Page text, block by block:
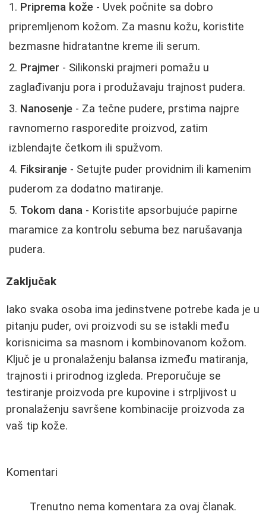
Priprema kože - Uvek počnite sa dobro
pripremljenom kožom. Za masnu kožu, koristite
bezmasne hidratantne kreme ili serum.
Prajmer - Silikonski prajmeri pomažu u
zaglađivanju pora i produžavaju trajnost pudera.
Nanosenje - Za tečne pudere, prstima najpre
ravnomerno rasporedite proizvod, zatim
izblendajte četkom ili spužvom.
Fiksiranje - Setujte puder providnim ili kamenim
puderom za dodatno matiranje.
Tokom dana - Koristite apsorbujuće papirne
maramice za kontrolu sebuma bez narušavanja
pudera.
Zaključak
Iako svaka osoba ima jedinstvene potrebe kada je u
pitanju puder, ovi proizvodi su se istakli među
korisnicima sa masnom i kombinovanom kožom.
Ključ je u pronalaženju balansa između matiranja,
trajnosti i prirodnog izgleda. Preporučuje se
testiranje proizvoda pre kupovine i strpljivost u
pronalaženju savršene kombinacije proizvoda za
vaš tip kože.
Komentari
Trenutno nema komentara za ovaj članak.